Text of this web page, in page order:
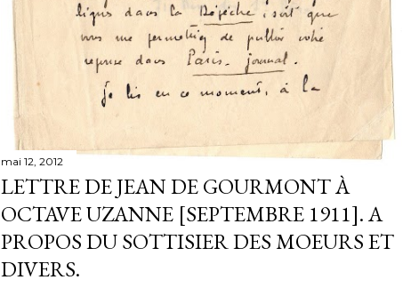
mai 12, 2012
LETTRE DE JEAN DE GOURMONT À
OCTAVE UZANNE [SEPTEMBRE 1911]. A
PROPOS DU SOTTISIER DES MOEURS ET
DIVERS.